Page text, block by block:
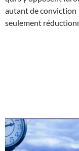
autant de conviction
seulement